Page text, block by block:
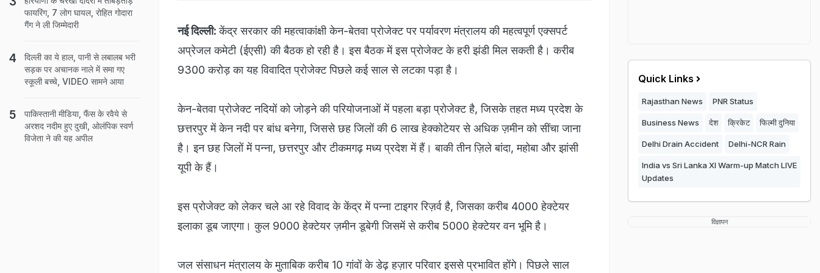
नई दिल्ली: केंद्र सरकार की महत्वाकांक्षी केन-बेतवा प्रोजेक्ट पर पर्यावरण मंत्रालय की महत्वपूर्ण एक्सपर्ट
अप्रेजल कमेटी (ईएसी) की बैठक हो रही है। इस बैठक में इस प्रोजेक्ट के हरी झंडी मिल सकती है। करीब
9300 करोड़ का यह विवादित प्रोजेक्ट पिछले कई साल से लटका पड़ा है।
केन-बेतवा प्रोजेक्ट नदियों को जोड़ने की परियोजनाओं में पहला बड़ा प्रोजेक्ट है, जिसके तहत मध्य प्रदेश के
छत्तरपुर में केन नदी पर बांध बनेगा, जिससे छह जिलों की 6 लाख हेक्कोटेयर से अधिक ज़मीन को सींचा जाना
है। इन छह जिलों में पन्ना, छत्तरपुर और टीकमगढ़ मध्य प्रदेश में हैं। बाकी तीन ज़िले बांदा, महोबा और झांसी
यूपी के हैं।
इस प्रोजेक्ट को लेकर चले आ रहे विवाद के केंद्र में पन्ना टाइगर रिज़र्व है, जिसका करीब 4000 हेक्टेयर
इलाका डूब जाएगा। कुल 9000 हेक्टेयर ज़मीन डूबेगी जिसमें से करीब 5000 हेक्टेयर वन भूमि है।
जल संसाधन मंत्रालय के मुताबिक करीब 10 गांवों के डेढ़ हज़ार परिवार इससे प्रभावित होंगे। पिछले साल
फायरिंग, 7 लोग घायल, रोहित गोदारा
गैंग ने ली जिम्मेदारी
दिल्ली का ये हाल, पानी से लबालब भरी
सड़क पर अचानक नाले में समा गए
स्कूली बच्चे, VIDEO सामने आया
पाकिस्तानी मीडिया, फैंस के रवैये से
अरशद नदीम हुए दुखी, ओलंपिक स्वर्ण
विजेता ने की यह अपील
Quick Links
Rajasthan News PNR Status
Business News देश क्रिकेट फिल्मी दुनिया
Delhi Drain Accident Delhi-NCR Rain
India vs Sri Lanka XI Warm-up Match LIVE
Updates
विज्ञापन